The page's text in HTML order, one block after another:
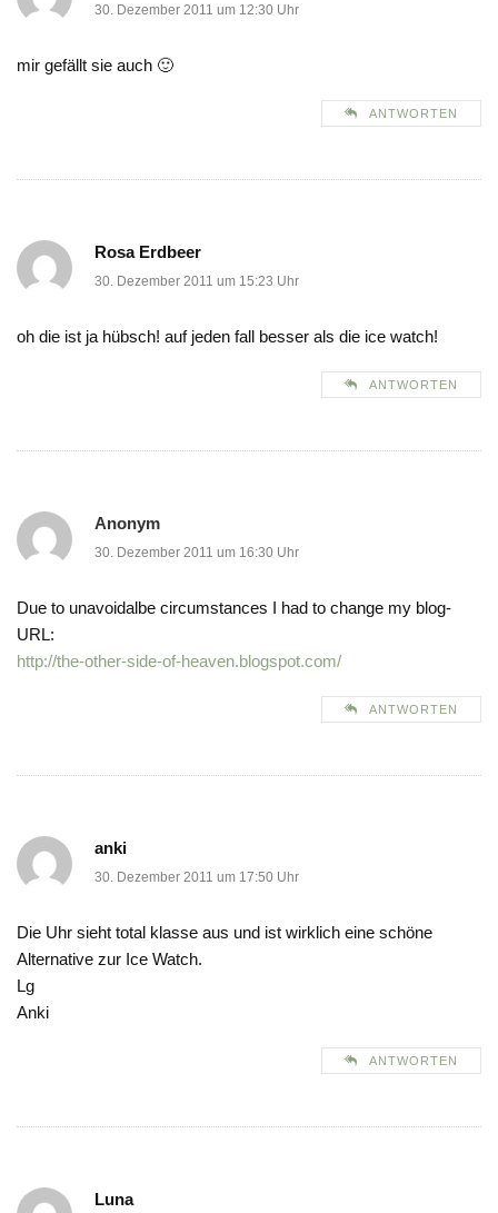
30. Dezember 2011 um 12:30 Uhr
mir gefällt sie auch 🙂
ANTWORTEN
Rosa Erdbeer
30. Dezember 2011 um 15:23 Uhr
oh die ist ja hübsch! auf jeden fall besser als die ice watch!
ANTWORTEN
Anonym
30. Dezember 2011 um 16:30 Uhr
Due to unavoidalbe circumstances I had to change my blog-
URL:
http://the-other-side-of-heaven.blogspot.com/
ANTWORTEN
anki
30. Dezember 2011 um 17:50 Uhr
Die Uhr sieht total klasse aus und ist wirklich eine schöne
Alternative zur Ice Watch.
Lg
Anki
ANTWORTEN
Luna